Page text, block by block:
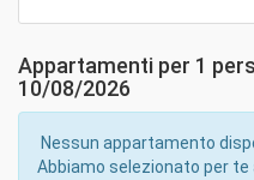
Appartamenti per 1
10/08/2026
Nessun appartamento
Abbiamo selezionato per